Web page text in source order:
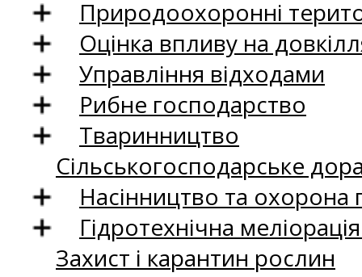
Природоохоронні
Оцінка впливу на
Управління відходами
Рибне господарство
Тваринництво
Сільськогосподарське
Насінництво та
Гідротехнічна
Захист і карантин рослин